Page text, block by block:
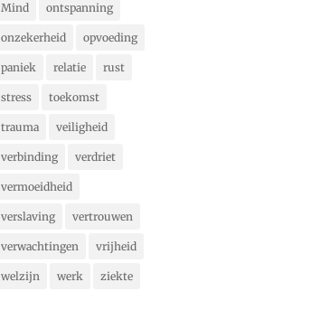
Mind ontspanning
onzekerheid opvoeding
paniek relatie rust
stress toekomst
trauma veiligheid
verbinding verdriet
vermoeidheid
verslaving vertrouwen
verwachtingen vrijheid
welzijn werk ziekte